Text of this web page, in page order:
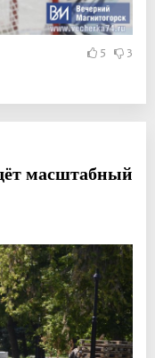
5 3
масштабный